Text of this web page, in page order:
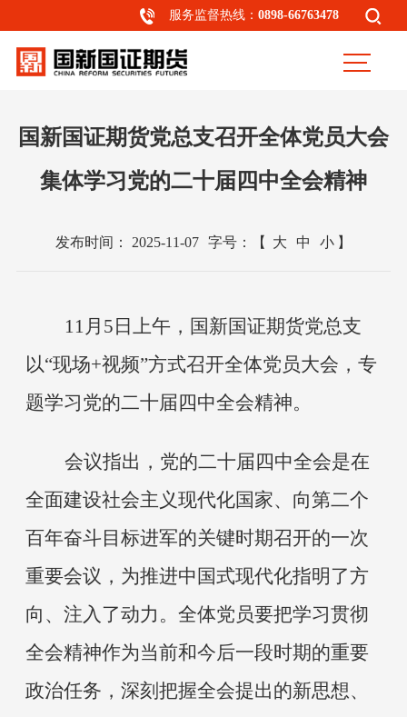
服务监督热线：0898-66763478
国新国证期货党总支召开全体党员大会
集体学习党的二十届四中全会精神
发布时间： 2025-11-07 字号： 【 大 中 小 】
11月5日上午，国新国证期货党总支
以“现场+视频”方式召开全体党员大会，专
题学习党的二十届四中全会精神。
会议指出，党的二十届四中全会是在
全面建设社会主义现代化国家、向第二个
百年奋斗目标进军的关键时期召开的一次
重要会议，为推进中国式现代化指明了方
向、注入了动力。全体党员要把学习贯彻
全会精神作为当前和今后一段时期的重要
政治任务，深刻把握全会提出的新思想、